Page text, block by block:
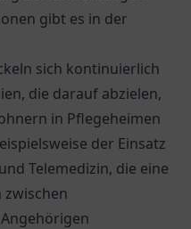
gibt es in der
sich kontinuierlich
die darauf abzielen,
in Pflegeheimen
der Einsatz
Telemedizin, die eine